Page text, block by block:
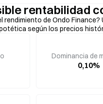
rentabilidad
rendimiento de Ondo
según los precios
Dominancia de
0,10%